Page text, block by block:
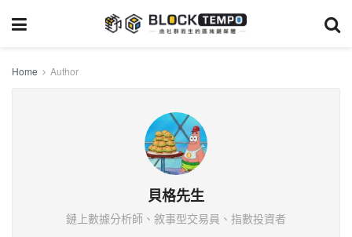
Home Author
貝格先生
鏈上數據分析師、敘事型交易員、指數投資者